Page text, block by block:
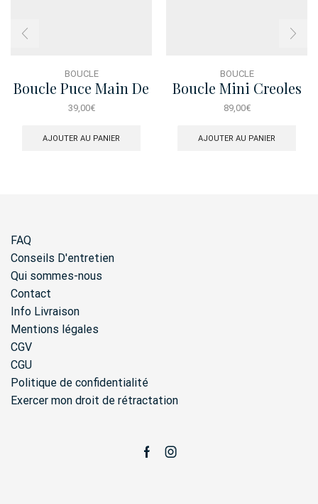
BOUCLE
Boucle Puce Main De
Fatma
39,00€
AJOUTER AU PANIER
BOUCLE
Boucle Mini Creoles
Spike
89,00€
AJOUTER AU PANIER
FAQ
Conseils D'entretien
Qui sommes-nous
Contact
Info Livraison
Mentions légales
CGV
CGU
Politique de confidentialité
Exercer mon droit de rétractation
FacebookInstagram